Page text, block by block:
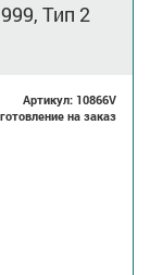
Тип 2
Артикул: 10866V
на заказ